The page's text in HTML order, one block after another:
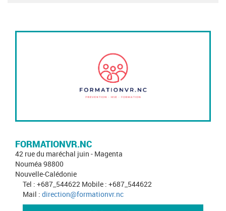
FORMATIONVR.NC
42 rue du maréchal juin - Magenta
Nouméa 98800
Nouvelle-Calédonie
Tel : +687_544622 Mobile : +687_544622
Mail : direction@formationvr.nc